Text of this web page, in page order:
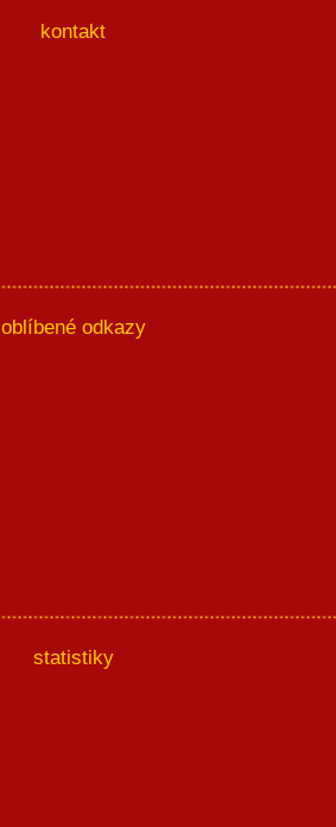
kontakt
oblíbené odkazy
statistiky